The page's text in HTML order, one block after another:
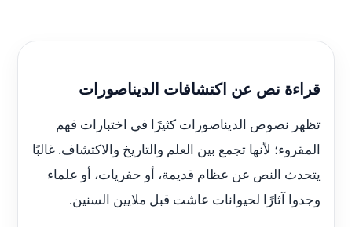
قراءة نص عن اكتشافات الديناصورات
تظهر نصوص الديناصورات كثيرًا في اختبارات فهم
المقروء؛ لأنها تجمع بين العلم والتاريخ والاكتشاف. غالبًا
يتحدث النص عن عظام قديمة، أو حفريات، أو علماء
وجدوا آثارًا لحيوانات عاشت قبل ملايين السنين.